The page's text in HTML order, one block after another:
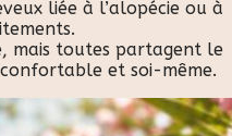
liée à l’alopécie ou à
mais toutes partagent le
et soi-même.